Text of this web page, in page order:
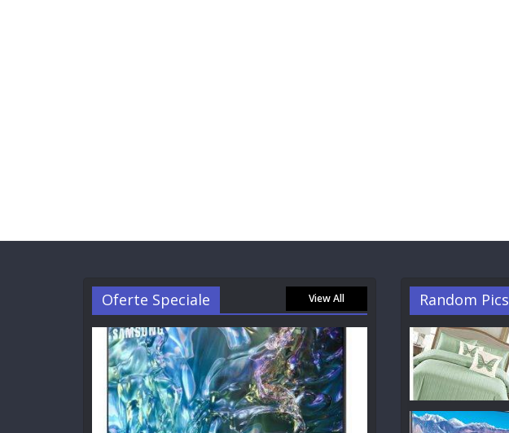
Oferte Speciale View All Random Pics